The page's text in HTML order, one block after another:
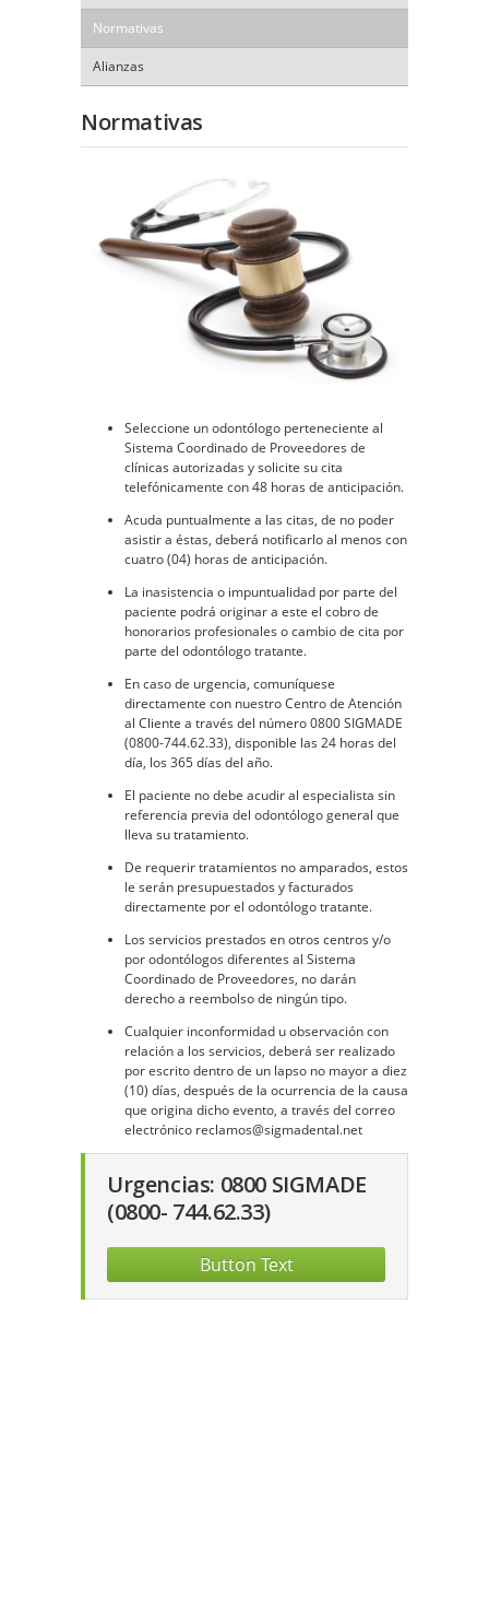
Normativas
Alianzas
Normativas
Seleccione un odontólogo perteneciente al
Sistema Coordinado de Proveedores de
clínicas autorizadas y solicite su cita
telefónicamente con 48 horas de anticipación.
Acuda puntualmente a las citas, de no poder
asistir a éstas, deberá notificarlo al menos con
cuatro (04) horas de anticipación.
La inasistencia o impuntualidad por parte del
paciente podrá originar a este el cobro de
honorarios profesionales o cambio de cita por
parte del odontólogo tratante.
En caso de urgencia, comuníquese
directamente con nuestro Centro de Atención
al Cliente a través del número 0800 SIGMADE
(0800-744.62.33), disponible las 24 horas del
día, los 365 días del año.
El paciente no debe acudir al especialista sin
referencia previa del odontólogo general que
lleva su tratamiento.
De requerir tratamientos no amparados, estos
le serán presupuestados y facturados
directamente por el odontólogo tratante.
Los servicios prestados en otros centros y/o
por odontólogos diferentes al Sistema
Coordinado de Proveedores, no darán
derecho a reembolso de ningún tipo.
Cualquier inconformidad u observación con
relación a los servicios, deberá ser realizado
por escrito dentro de un lapso no mayor a diez
(10) días, después de la ocurrencia de la causa
que origina dicho evento, a través del correo
electrónico reclamos@sigmadental.net
Urgencias: 0800 SIGMADE
(0800- 744.62.33)
Button Text